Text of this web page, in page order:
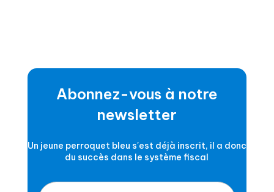
Abonnez-vous à notre
newsletter
Un jeune perroquet bleu s'est déjà inscrit, il a donc
du succès dans le système fiscal